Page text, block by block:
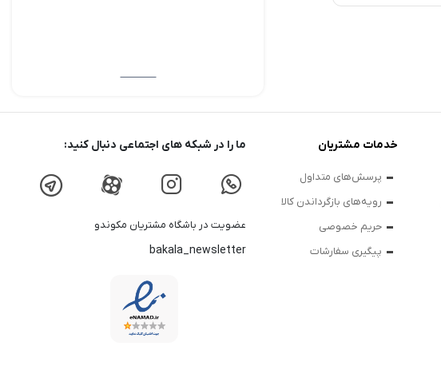
خدمات مشتریان
پرسش‌های متداول
رویه‌های بازگرداندن کالا
حریم خصوصی
پیگیری سفارشات
ما را در شبکه های اجتماعی دنبال کنید:
عضویت در باشگاه مشتریان مکوندو
bakala_newsletter